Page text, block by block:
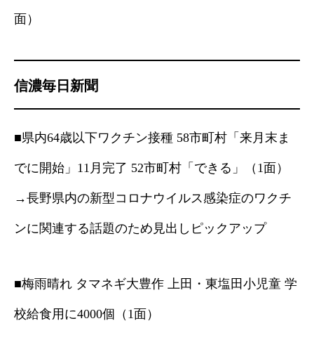
面）
信濃毎日新聞
■県内64歳以下ワクチン接種 58市町村「来月末ま
でに開始」11月完了 52市町村「できる」（1面）
→長野県内の新型コロナウイルス感染症のワクチ
ンに関連する話題のため見出しピックアップ
■梅雨晴れ タマネギ大豊作 上田・東塩田小児童 学
校給食用に4000個（1面）